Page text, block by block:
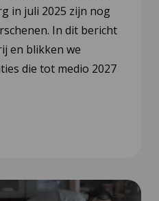
in juli 2025 zijn nog
In dit bericht
en blikken we
die tot medio 2027